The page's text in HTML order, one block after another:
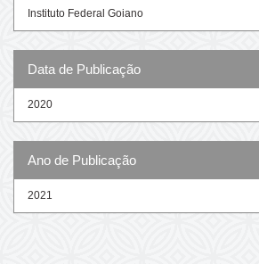
Instituto Federal Goiano
Data de Publicação
2020
Ano de Publicação
2021